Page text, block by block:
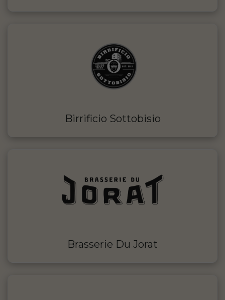
Birrificio Sottobisio
Brasserie Du Jorat